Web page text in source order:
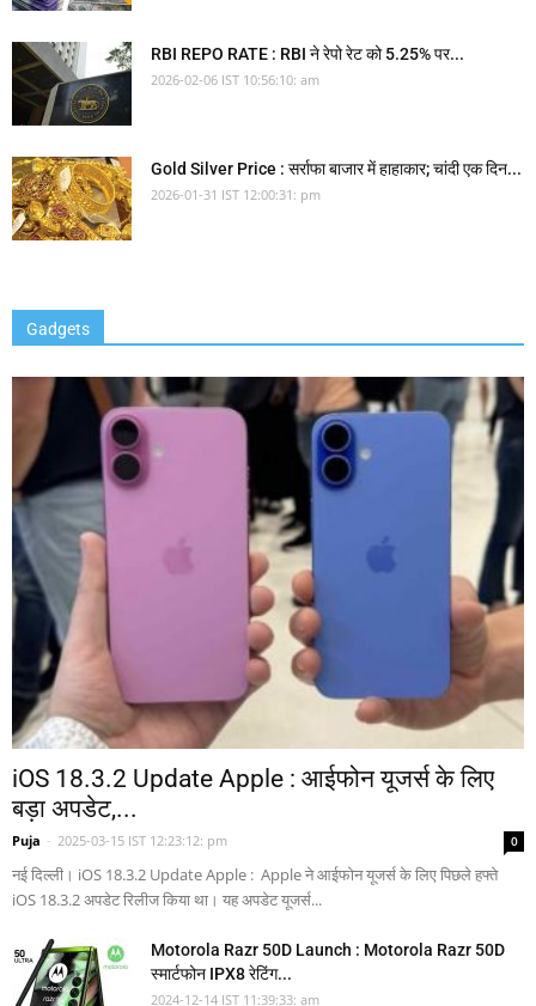
RBI REPO RATE : RBI ने रेपो रेट को 5.25% पर...
2026-02-06 IST 10:56:10: am
Gold Silver Price : सर्राफा बाजार में हाहाकार; चांदी एक दिन...
2026-01-31 IST 12:00:31: pm
Gadgets
iOS 18.3.2 Update Apple : आईफोन यूजर्स के लिए
बड़ा अपडेट,...
Puja - 2025-03-15 IST 12:23:12: pm 0
नई दिल्ली। iOS 18.3.2 Update Apple : Apple ने आईफोन यूजर्स के लिए पिछले हफ्ते
iOS 18.3.2 अपडेट रिलीज किया था। यह अपडेट यूजर्स...
Motorola Razr 50D Launch : Motorola Razr 50D
स्मार्टफोन IPX8 रेटिंग...
2024-12-14 IST 11:39:33: am